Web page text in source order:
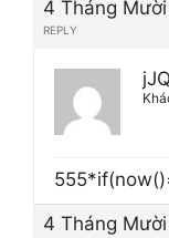
4 Tháng
REPLY
4 Tháng